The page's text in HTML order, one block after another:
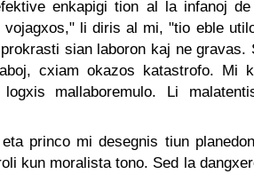
enkapigi tion al la infanoj
vojagxos," li diris al mi, "tio eble
sian laboron kaj ne gravas.
cxiam okazos katastrofo. Mi
mallaboremulo. Li
princo mi desegnis tiun
kun moralista tono. Sed la